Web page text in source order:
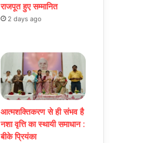
राजपूत हुए सम्मानित
2 days ago
आत्मशक्तिकरण से ही संभव है
नशा वृत्ति का स्थायी समाधान :
बीके प्रियंका